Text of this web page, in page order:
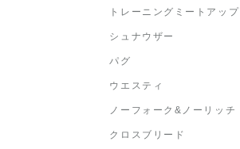
トレーニングミートアップ
シュナウザー
パグ
ウエスティ
ノーフォーク&ノーリッチ
クロスブリード